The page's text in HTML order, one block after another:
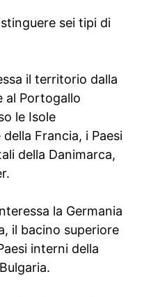
sei tipi di
il territorio dalla
al Portogallo
le Isole
Francia, i Paesi
della Danimarca,
la Germania
il bacino superiore
interni della